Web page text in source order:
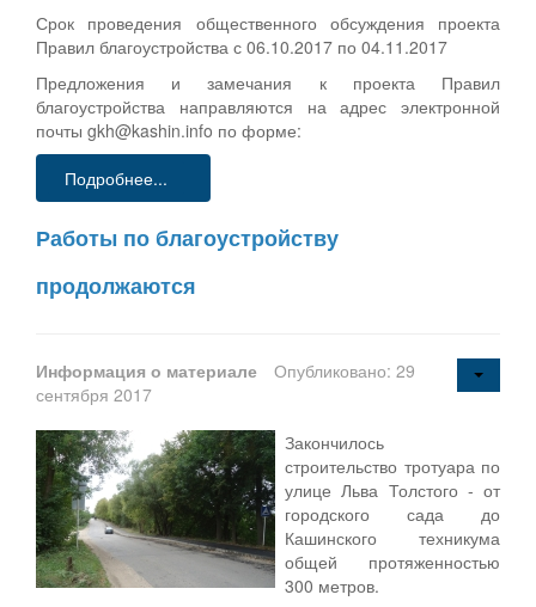
Срок проведения общественного обсуждения проекта
Правил благоустройства с 06.10.2017 по 04.11.2017
Предложения и замечания к проекта Правил
благоустройства направляются на адрес электронной
почты gkh@kashin.info по форме:
Подробнее...
Работы по благоустройству
продолжаются
Информация о материале
Опубликовано: 29
сентября 2017
Закончилось
строительство тротуара по
улице Льва Толстого - от
городского сада до
Кашинского техникума
общей протяженностью
300 метров.